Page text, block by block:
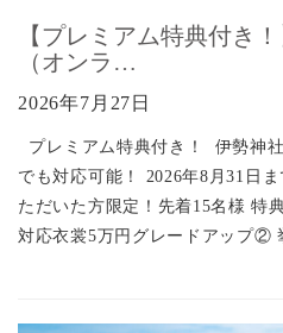
【プレミアム特典付き
（オンラ…
2026年7月27日
プレミアム特典付き！ 伊勢神
でも対応可能！ 2026年8月31日
ただいた方限定！先着15名様 特
対応衣裳5万円グレードアップ